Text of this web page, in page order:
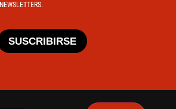
NEWSLETTERS.
SUSCRIBIRSE